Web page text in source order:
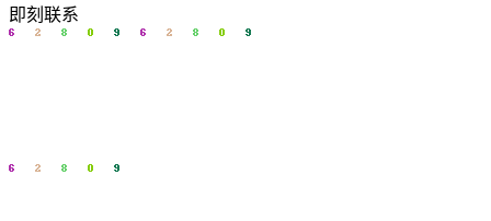
即刻联系